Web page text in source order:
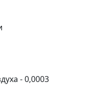
- 0,0003